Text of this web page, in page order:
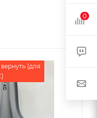
(для
0